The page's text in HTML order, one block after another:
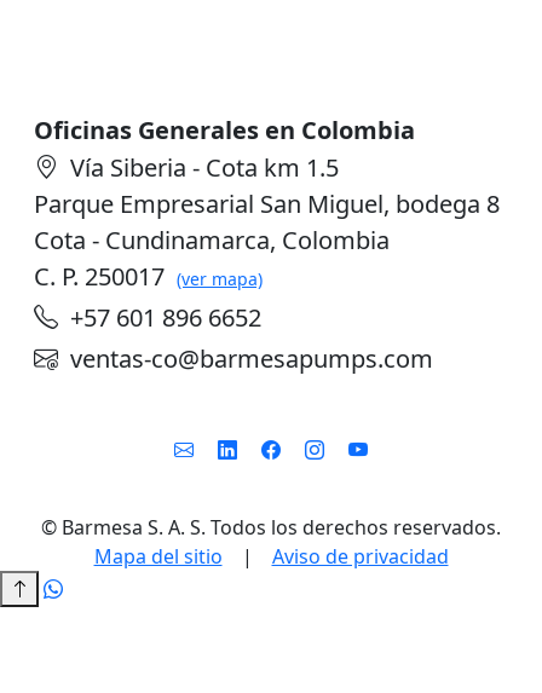
Oficinas Generales en Colombia
Vía Siberia - Cota km 1.5
Parque Empresarial San Miguel, bodega 8
Cota - Cundinamarca, Colombia
C. P. 250017 (ver mapa)
+57 601 896 6652
ventas-co@barmesapumps.com
© Barmesa S. A. S. Todos los derechos reservados.
Mapa del sitio | Aviso de privacidad